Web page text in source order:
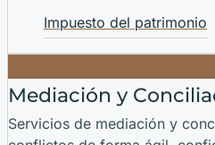
Impuesto del patrimonio
Mediación y
Servicios de mediación y